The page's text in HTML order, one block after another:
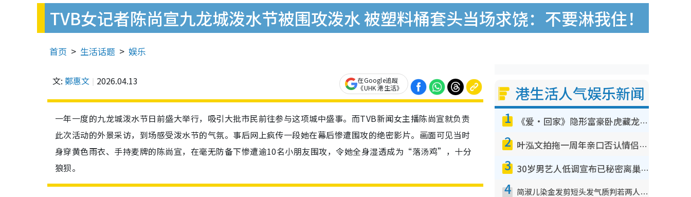
TVB女记者陈尚宣九龙城泼水节被围攻泼水 被塑料桶套头当场求饶：不要淋我住！
首页 生活话题 娱乐
文: 鄭惠文 2026.04.13
在Google追蹤
《UHK 港生活》
一年一度的九龙城泼水节日前盛大举行，吸引大批市民前往参与这项城中盛事。而TVB新闻女主播陈尚宣就负责
此次活动的外景采访，到场感受泼水节的气氛。事后网上疯传一段她在幕后惨遭围攻的绝密影片。画面可见当时
身穿黄色雨衣、手持麦牌的陈尚宣，在毫无防备下惨遭逾10名小朋友围攻，令她全身湿透成为“落汤鸡”，十分
狼狈。
港生活人气娱乐新闻
1 《爱·回家》隐形富豪卧虎藏龙！盘点12位财气逼人的有钱艺人：这位美女3亿身家不愁做
2 叶泓文拍拖一周年亲口否认情侣关系？！被质疑感情造假竟称GM“普通同事”
3 30岁男艺人低调宣布已秘密离巢！人气急跌变失踪人口：“这几年过得并不容易”
4 简淑儿染金发剪短头发气质判若两人！吓坏老公麦大力都认不出：“你做什么？”